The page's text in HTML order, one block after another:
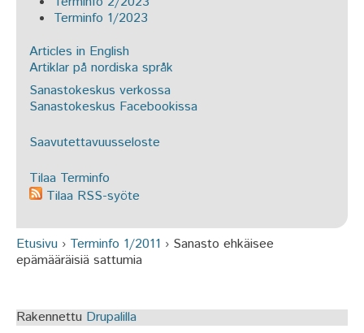
Terminfo 1/2023
Articles in English
Artiklar på nordiska språk
Sanastokeskus verkossa
Sanastokeskus Facebookissa
Saavutettavuusseloste
Tilaa Terminfo
Tilaa RSS-syöte
Olet täällä
Etusivu › Terminfo 1/2011 › Sanasto ehkäisee
epämääräisiä sattumia
Rakennettu Drupalilla